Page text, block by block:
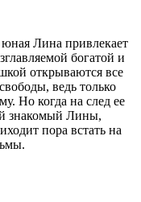
Лина привлекает
богатой и
открываются все
ведь только
Но когда на след ее
знакомый Лины,
пора встать на